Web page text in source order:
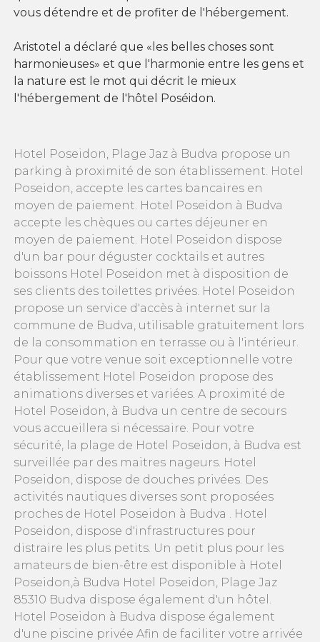
vous détendre et de profiter de l'hébergement.
Aristotel a déclaré que «les belles choses sont
harmonieuses» et que l'harmonie entre les gens et
la nature est le mot qui décrit le mieux
l'hébergement de l'hôtel Poséidon.
Hotel Poseidon, Plage Jaz à Budva propose un
parking à proximité de son établissement. Hotel
Poseidon, accepte les cartes bancaires en
moyen de paiement. Hotel Poseidon à Budva
accepte les chèques ou cartes déjeuner en
moyen de paiement. Hotel Poseidon dispose
d'un bar pour déguster cocktails et autres
boissons Hotel Poseidon met à disposition de
ses clients des toilettes privées. Hotel Poseidon
propose un service d'accès à internet sur la
commune de Budva, utilisable gratuitement lors
de la consommation en terrasse ou à l'intérieur.
Pour que votre venue soit exceptionnelle votre
établissement Hotel Poseidon propose des
animations diverses et variées. A proximité de
Hotel Poseidon, à Budva un centre de secours
vous accueillera si nécessaire. Pour votre
sécurité, la plage de Hotel Poseidon, à Budva est
surveillée par des maitres nageurs. Hotel
Poseidon, dispose de douches privées. Des
activités nautiques diverses sont proposées
proches de Hotel Poseidon à Budva . Hotel
Poseidon, dispose d'infrastructures pour
distraire les plus petits. Un petit plus pour les
amateurs de bien-être est disponible à Hotel
Poseidon,à Budva Hotel Poseidon, Plage Jaz
85310 Budva dispose également d'un hôtel.
Hotel Poseidon à Budva dispose également
d'une piscine privée Afin de faciliter votre arrivée